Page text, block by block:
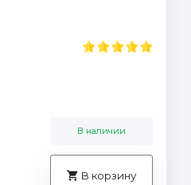
В наличии
В корзину